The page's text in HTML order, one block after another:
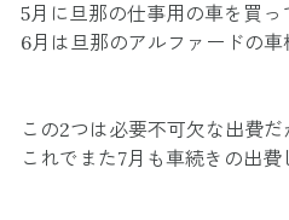
5月に旦那の仕事用の車を買っ
6月は旦那のアルファードの車
この2つは必要不可欠な出費
これでまた7月も車続きの出